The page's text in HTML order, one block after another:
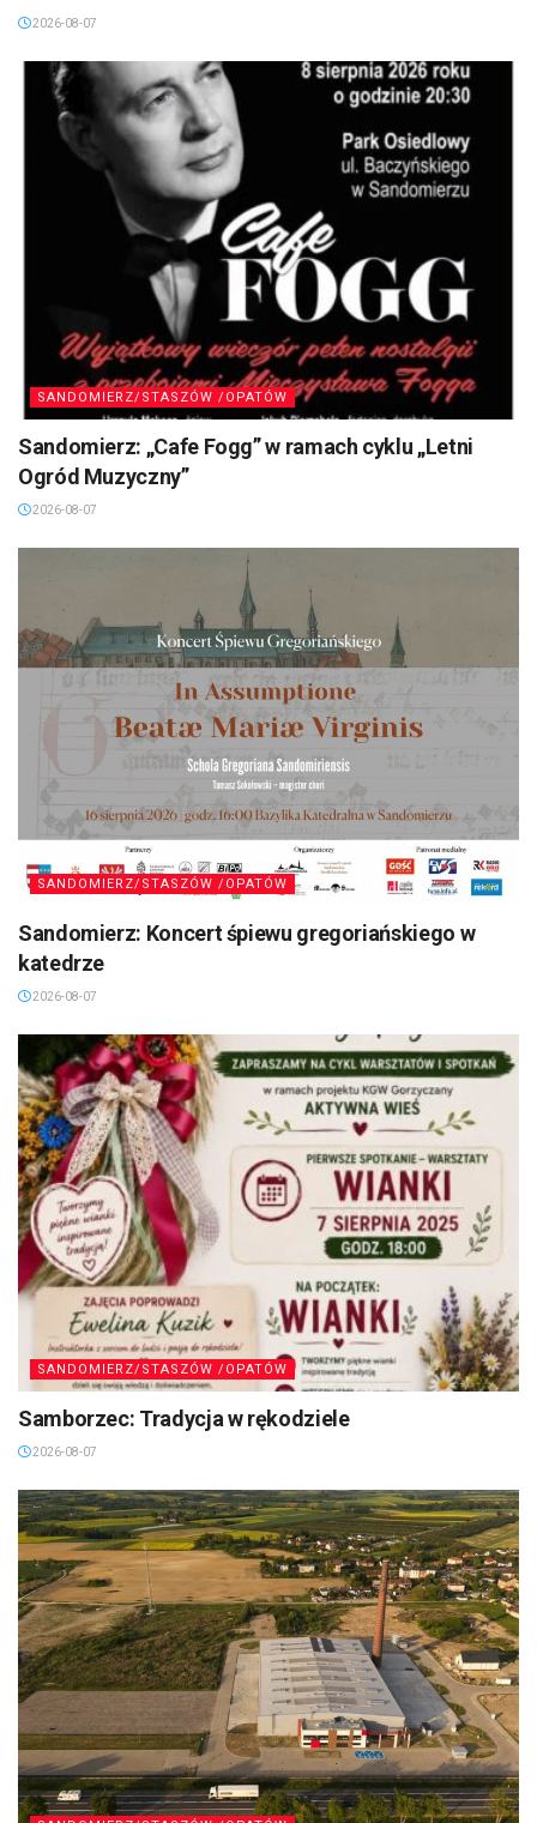
2026-08-07
SANDOMIERZ/STASZÓW /OPATÓW
Sandomierz: „Cafe Fogg” w ramach cyklu „Letni
Ogród Muzyczny”
2026-08-07
SANDOMIERZ/STASZÓW /OPATÓW
Sandomierz: Koncert śpiewu gregoriańskiego w
katedrze
2026-08-07
SANDOMIERZ/STASZÓW /OPATÓW
Samborzec: Tradycja w rękodziele
2026-08-07